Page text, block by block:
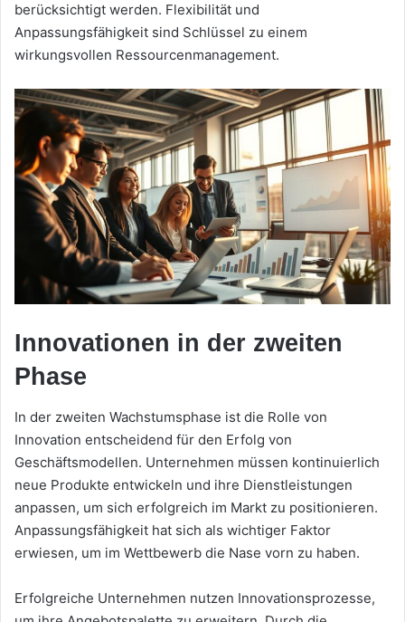
berücksichtigt werden. Flexibilität und
Anpassungsfähigkeit sind Schlüssel zu einem
wirkungsvollen Ressourcenmanagement.
Innovationen in der zweiten
Phase
In der zweiten Wachstumsphase ist die Rolle von
Innovation entscheidend für den Erfolg von
Geschäftsmodellen. Unternehmen müssen kontinuierlich
neue Produkte entwickeln und ihre Dienstleistungen
anpassen, um sich erfolgreich im Markt zu positionieren.
Anpassungsfähigkeit hat sich als wichtiger Faktor
erwiesen, um im Wettbewerb die Nase vorn zu haben.
Erfolgreiche Unternehmen nutzen Innovationsprozesse,